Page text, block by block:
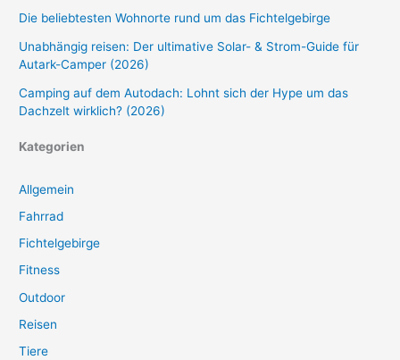
Die beliebtesten Wohnorte rund um das Fichtelgebirge
Unabhängig reisen: Der ultimative Solar- & Strom-Guide für
Autark-Camper (2026)
Camping auf dem Autodach: Lohnt sich der Hype um das
Dachzelt wirklich? (2026)
Kategorien
Allgemein
Fahrrad
Fichtelgebirge
Fitness
Outdoor
Reisen
Tiere